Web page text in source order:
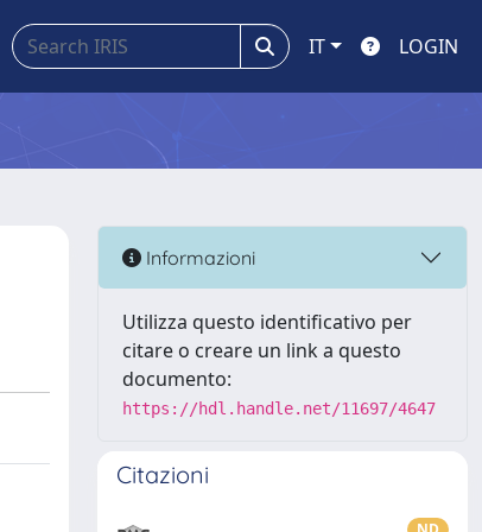
IT LOGIN
Informazioni
Utilizza questo identificativo per
citare o creare un link a questo
documento:
https://hdl.handle.net/11697/4647
Citazioni